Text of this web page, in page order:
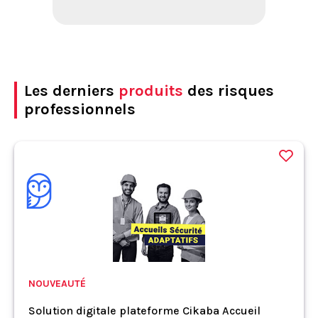
Les derniers produits des risques
professionnels
NOUVEAUTÉ
Solution digitale plateforme Cikaba Accueil